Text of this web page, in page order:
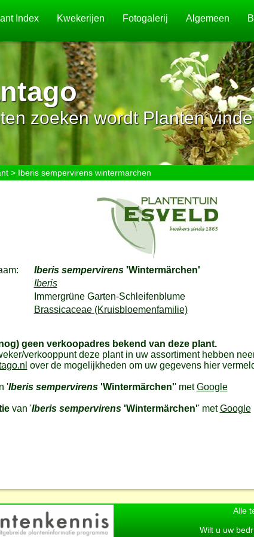
Index Kwekerijen Fotogalerij Algemeen
zoeken wordt Planten
> Iberis sempervirens wintermarchen
Iberis sempervirens'Wintermärchen'
Iberis
Immergrüne Garten-Schleifenblume
Brassicaceae (Kruisbloemenfamilie)
geen verkoopadres bekend van deze plant.
verkooppunt deze plant in uw assortiment hebben
over de mogelijkheden om uw gegevens hier
'Iberis sempervirens'Wintermärchen'' metGoogle
van 'Iberis sempervirens'Wintermärchen'' metGoogle
Alle
Wilt u uw